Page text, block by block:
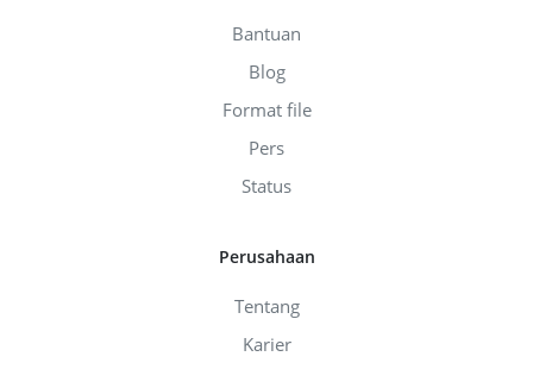
Bantuan
Blog
Format file
Pers
Status
Perusahaan
Tentang
Karier